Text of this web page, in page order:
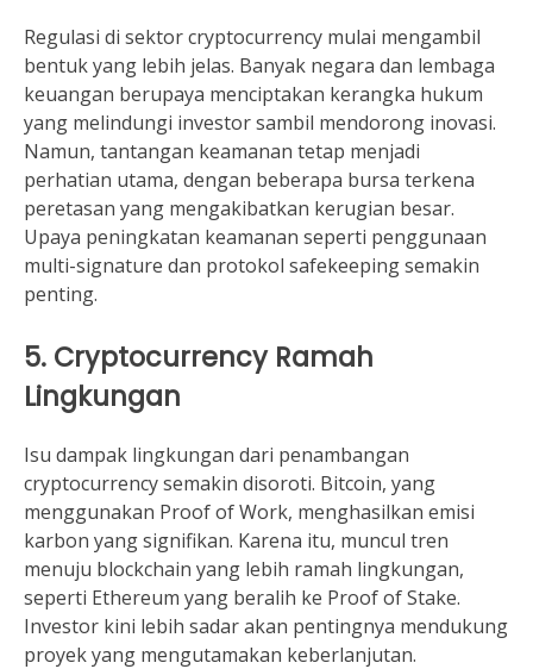
Regulasi di sektor cryptocurrency mulai mengambil
bentuk yang lebih jelas. Banyak negara dan lembaga
keuangan berupaya menciptakan kerangka hukum
yang melindungi investor sambil mendorong inovasi.
Namun, tantangan keamanan tetap menjadi
perhatian utama, dengan beberapa bursa terkena
peretasan yang mengakibatkan kerugian besar.
Upaya peningkatan keamanan seperti penggunaan
multi-signature dan protokol safekeeping semakin
penting.
5. Cryptocurrency Ramah
Lingkungan
Isu dampak lingkungan dari penambangan
cryptocurrency semakin disoroti. Bitcoin, yang
menggunakan Proof of Work, menghasilkan emisi
karbon yang signifikan. Karena itu, muncul tren
menuju blockchain yang lebih ramah lingkungan,
seperti Ethereum yang beralih ke Proof of Stake.
Investor kini lebih sadar akan pentingnya mendukung
proyek yang mengutamakan keberlanjutan.